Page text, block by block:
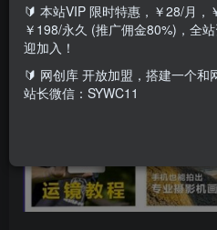
🔰 本站VIP 限时特惠，￥28/月，
￥198/永久 (推广佣金80%)，全
迎加入！
🔰 网创库 开放加盟，搭建一个和
站长微信：SYWC11